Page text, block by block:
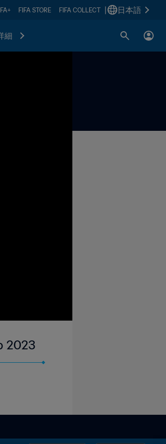
FIFA STORE FIFA COLLECT 日本語
細
2023